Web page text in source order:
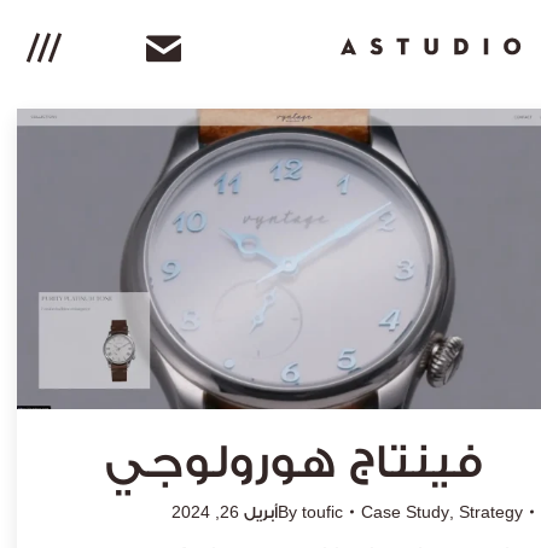
فينتاج هورولوجي
Case Study Strategy
By toufic أبريل 26, 2024
Go